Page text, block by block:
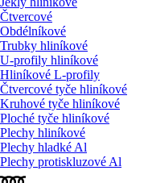
Čtvercové
Obdélníkové
Trubky hliníkové
U-profily hliníkové
Hliníkové L-profily
Čtvercové tyče hliníkové
Kruhové tyče hliníkové
Ploché tyče hliníkové
Plechy hliníkové
Plechy hladké Al
Plechy protiskluzové Al